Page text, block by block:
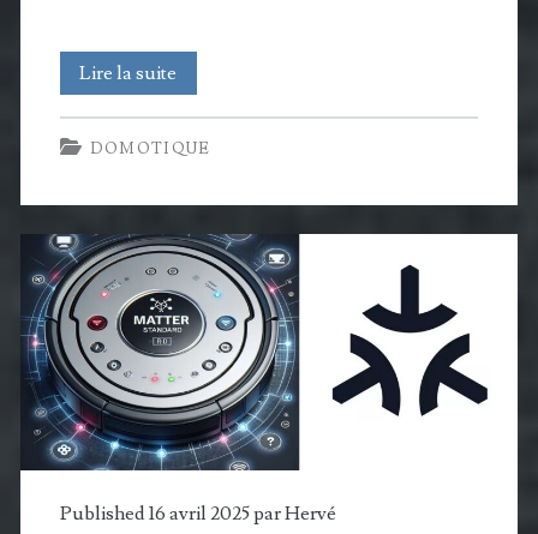
Lire la suite
1.4.1
:
une
petite
MAJ
pour
une
simplicité
accrue
DOMOTIQUE
Published 16 avril 2025 parHervé